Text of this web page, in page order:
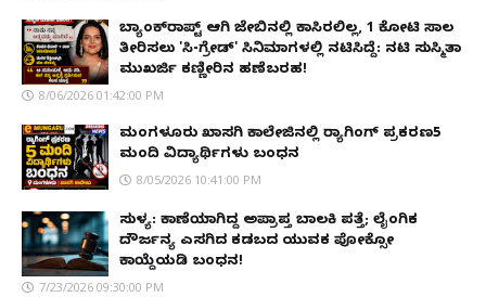
ಬ್ಯಾಂಕ್‌ರಾಪ್ಟ್‌ ಆಗಿ ಜೇಬಿನಲ್ಲಿ ಕಾಸಿರಲಿಲ್ಲ, ₹1 ಕೋಟಿ ಸಾಲ
ತೀರಿಸಲು 'ಸಿ-ಗ್ರೇಡ್' ಸಿನಿಮಾಗಳಲ್ಲಿ ನಟಿಸಿದ್ದೆ: ನಟಿ ಸುಸ್ಮಿತಾ
ಮುಖರ್ಜಿ ಕಣ್ಣೀರಿನ ಹಣೆಬರಹ!
8/06/2026 01:42:00 PM
ಮಂಗಳೂರು ಖಾಸಗಿ ಕಾಲೇಜಿನಲ್ಲಿ ರ‌್ಯಾಗಿಂಗ್ ಪ್ರಕರಣ5
ಮಂದಿ ವಿದ್ಯಾರ್ಥಿಗಳು ಬಂಧನ
8/05/2026 10:41:00 PM
ಸುಳ್ಯ: ಕಾಣೆಯಾಗಿದ್ದ ಅಪ್ರಾಪ್ತ ಬಾಲಕಿ ಪತ್ತೆ; ಲೈಂಗಿಕ
ದೌರ್ಜನ್ಯ ಎಸಗಿದ ಕಡಬದ ಯುವಕ ಪೋಕ್ಸೋ
ಕಾಯ್ದೆಯಡಿ ಬಂಧನ!
7/23/2026 09:30:00 PM